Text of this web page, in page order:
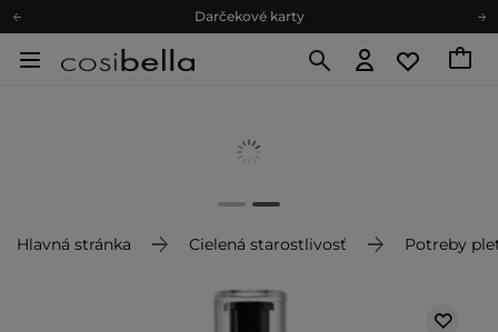
Darčekové karty
Ekologické balenie
Darčekové karty
Hlavná stránka Cielená starostlivosť Potreby